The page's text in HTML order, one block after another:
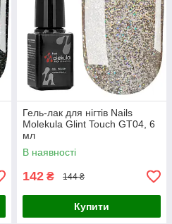
Гель-лак для нігтів Nails
Molekula Glint Touch GT04, 6
мл
В наявності
142 ₴ 144 ₴
Купити